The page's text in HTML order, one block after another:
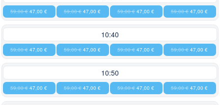
59,00 € 47,00 € 59,00 € 47,00 € 59,00 € 47,00 € 59,00 € 47,00 €
10:40
59,00 € 47,00 € 59,00 € 47,00 € 59,00 € 47,00 € 59,00 € 47,00 €
10:50
59,00 € 47,00 € 59,00 € 47,00 € 59,00 € 47,00 € 59,00 € 47,00 €